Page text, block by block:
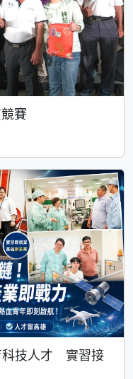
賽
科技人才 實習接